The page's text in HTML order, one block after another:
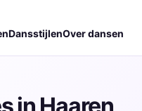
DansstijlenOver dansen